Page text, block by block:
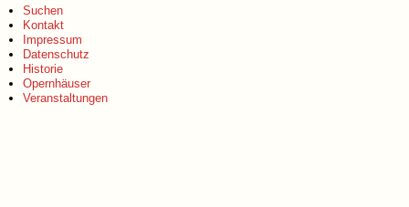
Suchen
Kontakt
Impressum
Datenschutz
Historie
Opernhäuser
Veranstaltungen